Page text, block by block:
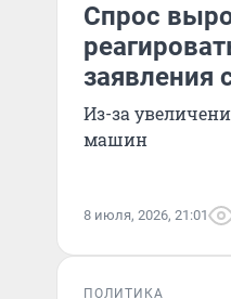
Спрос
заявления
Из-за
машин
8 июля, 2026, 21:01
ПОЛИТИКА